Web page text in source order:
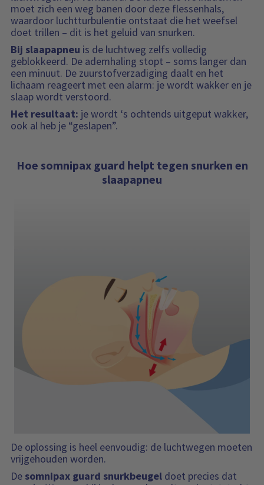
moet zich een weg banen door deze flessenhals,
waardoor luchtturbulentie ontstaat die het weefsel
doet trillen – dit is het geluid van snurken.
Bij slaapapneu is de luchtweg zelfs volledig
geblokkeerd. De ademhaling stopt – soms langer dan
een minuut. De zuurstofverzadiging daalt en het
lichaam reageert met een alarm: je wordt wakker en je
slaap wordt verstoord.
Het resultaat: je wordt ‘s ochtends uitgeput wakker,
ook al heb je “geslapen”.
De oplossing is heel eenvoudig: de luchtwegen moeten
vrijgehouden worden.
De somnipax guard snurkbeugel doet precies dat
Hoe somnipax guard helpt tegen snurken en
slaapapneu